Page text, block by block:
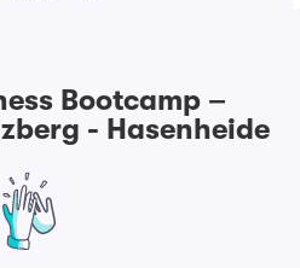
Bootcamp –
- Hasenheide